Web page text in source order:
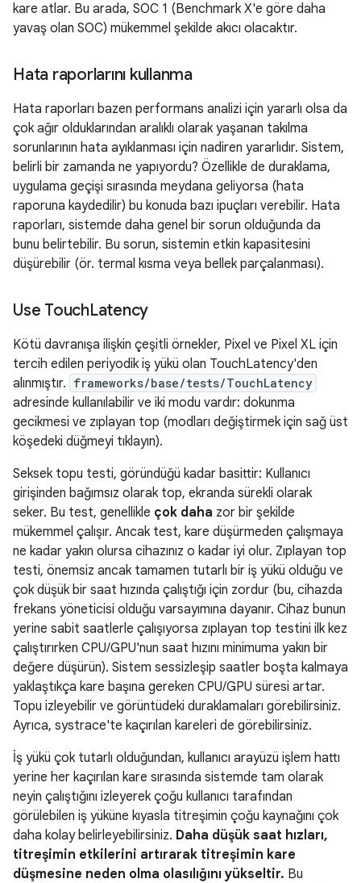
kare atlar. Bu arada, SOC 1 (Benchmark X'e göre daha
yavaş olan SOC) mükemmel şekilde akıcı olacaktır.
Hata raporlarını kullanma
Hata raporları bazen performans analizi için yararlı olsa da
çok ağır olduklarından aralıklı olarak yaşanan takılma
sorunlarının hata ayıklanması için nadiren yararlıdır. Sistem,
belirli bir zamanda ne yapıyordu? Özellikle de duraklama,
uygulama geçişi sırasında meydana geliyorsa (hata
raporuna kaydedilir) bu konuda bazı ipuçları verebilir. Hata
raporları, sistemde daha genel bir sorun olduğunda da
bunu belirtebilir. Bu sorun, sistemin etkin kapasitesini
düşürebilir (ör. termal kısma veya bellek parçalanması).
Use TouchLatency
Kötü davranışa ilişkin çeşitli örnekler, Pixel ve Pixel XL için
tercih edilen periyodik iş yükü olan TouchLatency'den
alınmıştır. frameworks/base/tests/TouchLatency
adresinde kullanılabilir ve iki modu vardır: dokunma
gecikmesi ve zıplayan top (modları değiştirmek için sağ üst
köşedeki düğmeyi tıklayın).
Seksek topu testi, göründüğü kadar basittir: Kullanıcı
girişinden bağımsız olarak top, ekranda sürekli olarak
seker. Bu test, genellikle çok daha zor bir şekilde
mükemmel çalışır. Ancak test, kare düşürmeden çalışmaya
ne kadar yakın olursa cihazınız o kadar iyi olur. Zıplayan top
testi, önemsiz ancak tamamen tutarlı bir iş yükü olduğu ve
çok düşük bir saat hızında çalıştığı için zordur (bu, cihazda
frekans yöneticisi olduğu varsayımına dayanır. Cihaz bunun
yerine sabit saatlerle çalışıyorsa zıplayan top testini ilk kez
çalıştırırken CPU/GPU'nun saat hızını minimuma yakın bir
değere düşürün). Sistem sessizleşip saatler boşta kalmaya
yaklaştıkça kare başına gereken CPU/GPU süresi artar.
Topu izleyebilir ve görüntüdeki duraklamaları görebilirsiniz.
Ayrıca, systrace'te kaçırılan kareleri de görebilirsiniz.
İş yükü çok tutarlı olduğundan, kullanıcı arayüzü işlem hattı
yerine her kaçırılan kare sırasında sistemde tam olarak
neyin çalıştığını izleyerek çoğu kullanıcı tarafından
görülebilen iş yüküne kıyasla titreşimin çoğu kaynağını çok
daha kolay belirleyebilirsiniz. Daha düşük saat hızları,
titreşimin etkilerini artırarak titreşimin kare
düşmesine neden olma olasılığını yükseltir. Bu